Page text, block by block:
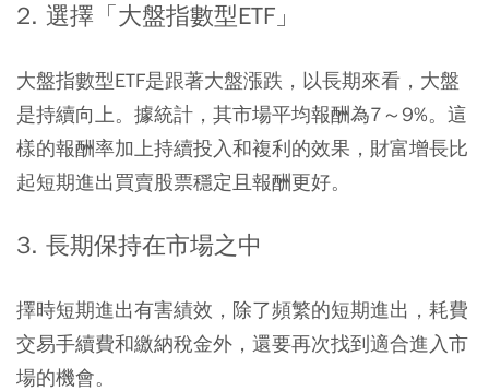
2. 選擇「大盤指數型ETF」
大盤指數型ETF是跟著大盤漲跌，以長期來看，大盤
是持續向上。據統計，其市場平均報酬為7～9%。這
樣的報酬率加上持續投入和複利的效果，財富增長比
起短期進出買賣股票穩定且報酬更好。
3. 長期保持在市場之中
擇時短期進出有害績效，除了頻繁的短期進出，耗費
交易手續費和繳納稅金外，還要再次找到適合進入市
場的機會。